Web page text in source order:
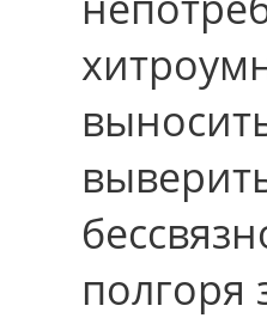
полгоря